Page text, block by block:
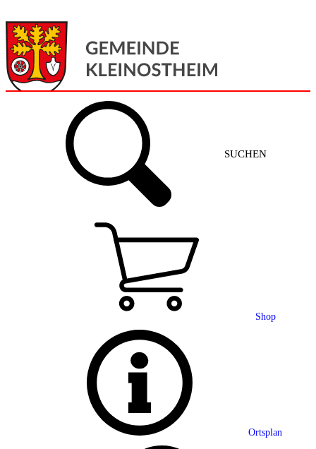
SUCHEN
Shop
Ortsplan
Gemeinde + Service
Grußwort
Ortsplan
Partnerschaft